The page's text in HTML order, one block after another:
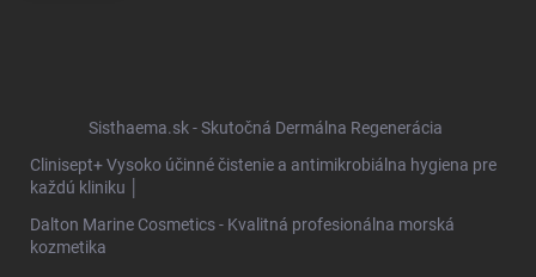
Sisthaema.sk - Skutočná Dermálna Regenerácia
Clinisept+ Vysoko účinné čistenie a antimikrobiálna hygiena pre
každú kliniku │
Dalton Marine Cosmetics - Kvalitná profesionálna morská
kozmetika